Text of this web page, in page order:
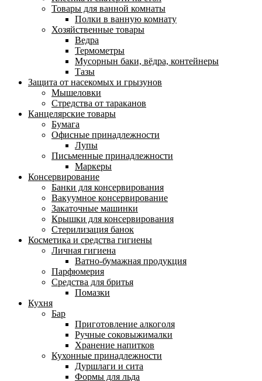
Товары для ванной комнаты
Полки в ванную комнату
Хозяйственные товары
Ведра
Термометры
Мусорнын баки, вёдра, контейнеры
Тазы
Защита от насекомых и грызунов
Мышеловки
Стредства от тараканов
Канцелярские товары
Бумага
Офисные принадлежности
Лупы
Письменные принадлежности
Маркеры
Консервирование
Банки для консервирования
Вакуумное консервирование
Закаточные машинки
Крышки для консервирования
Стерилизация банок
Косметика и средства гигиены
Личная гигиена
Ватно-бумажная продукция
Парфюмерия
Средства для бритья
Помазки
Кухня
Бар
Приготовление алкоголя
Ручные соковыжималки
Хранение напитков
Кухонные принадлежности
Дуршлаги и сита
Формы для льда